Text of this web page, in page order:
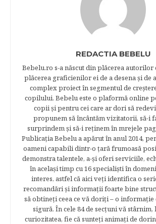
REDACTIA BEBELU
Bebelu.ro s-a născut din plăcerea autorilor
plăcerea graficienilor ei de a desena şi de
complex proiect în segmentul de
copilului. Bebelu este o plaformă online
copii şi pentru cei care ar dori să
propunem să încântăm vizitatorii, să-i
surprindem şi să-i reţinem în mrejele
Publicația Bebelu a apărut în anul 2014,
oameni capabili dintr-o ţară frumoasă
demonstra talentele, a-şi oferi serviciile,
în acelaşi timp cu 16 specialişti în
interes, astfel că aici veţi identifica o
recomandări şi informaţii foarte bine
să obtineţi ceea ce vă doriţi – o informaţie
sigură. În cele 84 de secțuni vă stârnim,
curiozitatea, fie că sunteţi animaţi de